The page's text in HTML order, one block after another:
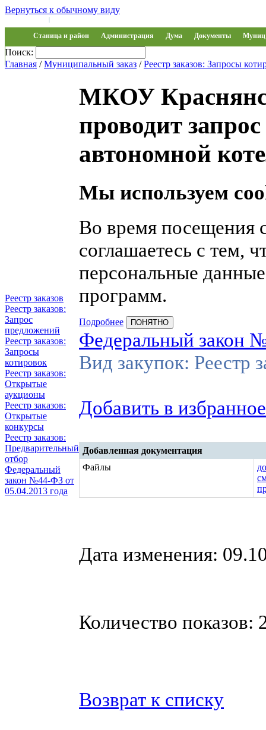
Вернуться к обычному виду
|
Станица и район Администрация Дума Документы Муниц
Обращения
Поиск:
Главная /Муниципальный заказ /Реестр заказов: Запросы
Реестр заказов
Реестр заказов:
Запрос
предложений
Реестр заказов:
Запросы
котировок
Реестр заказов:
Открытые
аукционы
Реестр заказов:
Открытые
конкурсы
Реестр заказов:
Предварительный
отбор
Федеральный
закон №44-ФЗ от
05.04.2013 года
МКОУ
проводит
автономной
Мы используем
Во время посещения
соглашаетесь с тем,
персональные
программ.
Подробнее ПОНЯТНО
Федеральный закон
Вид закупок: Реестр
Добавить в избранное
Добавленная документация
Файлы
Дата изменения:
Количество показов:
Возврат к списку